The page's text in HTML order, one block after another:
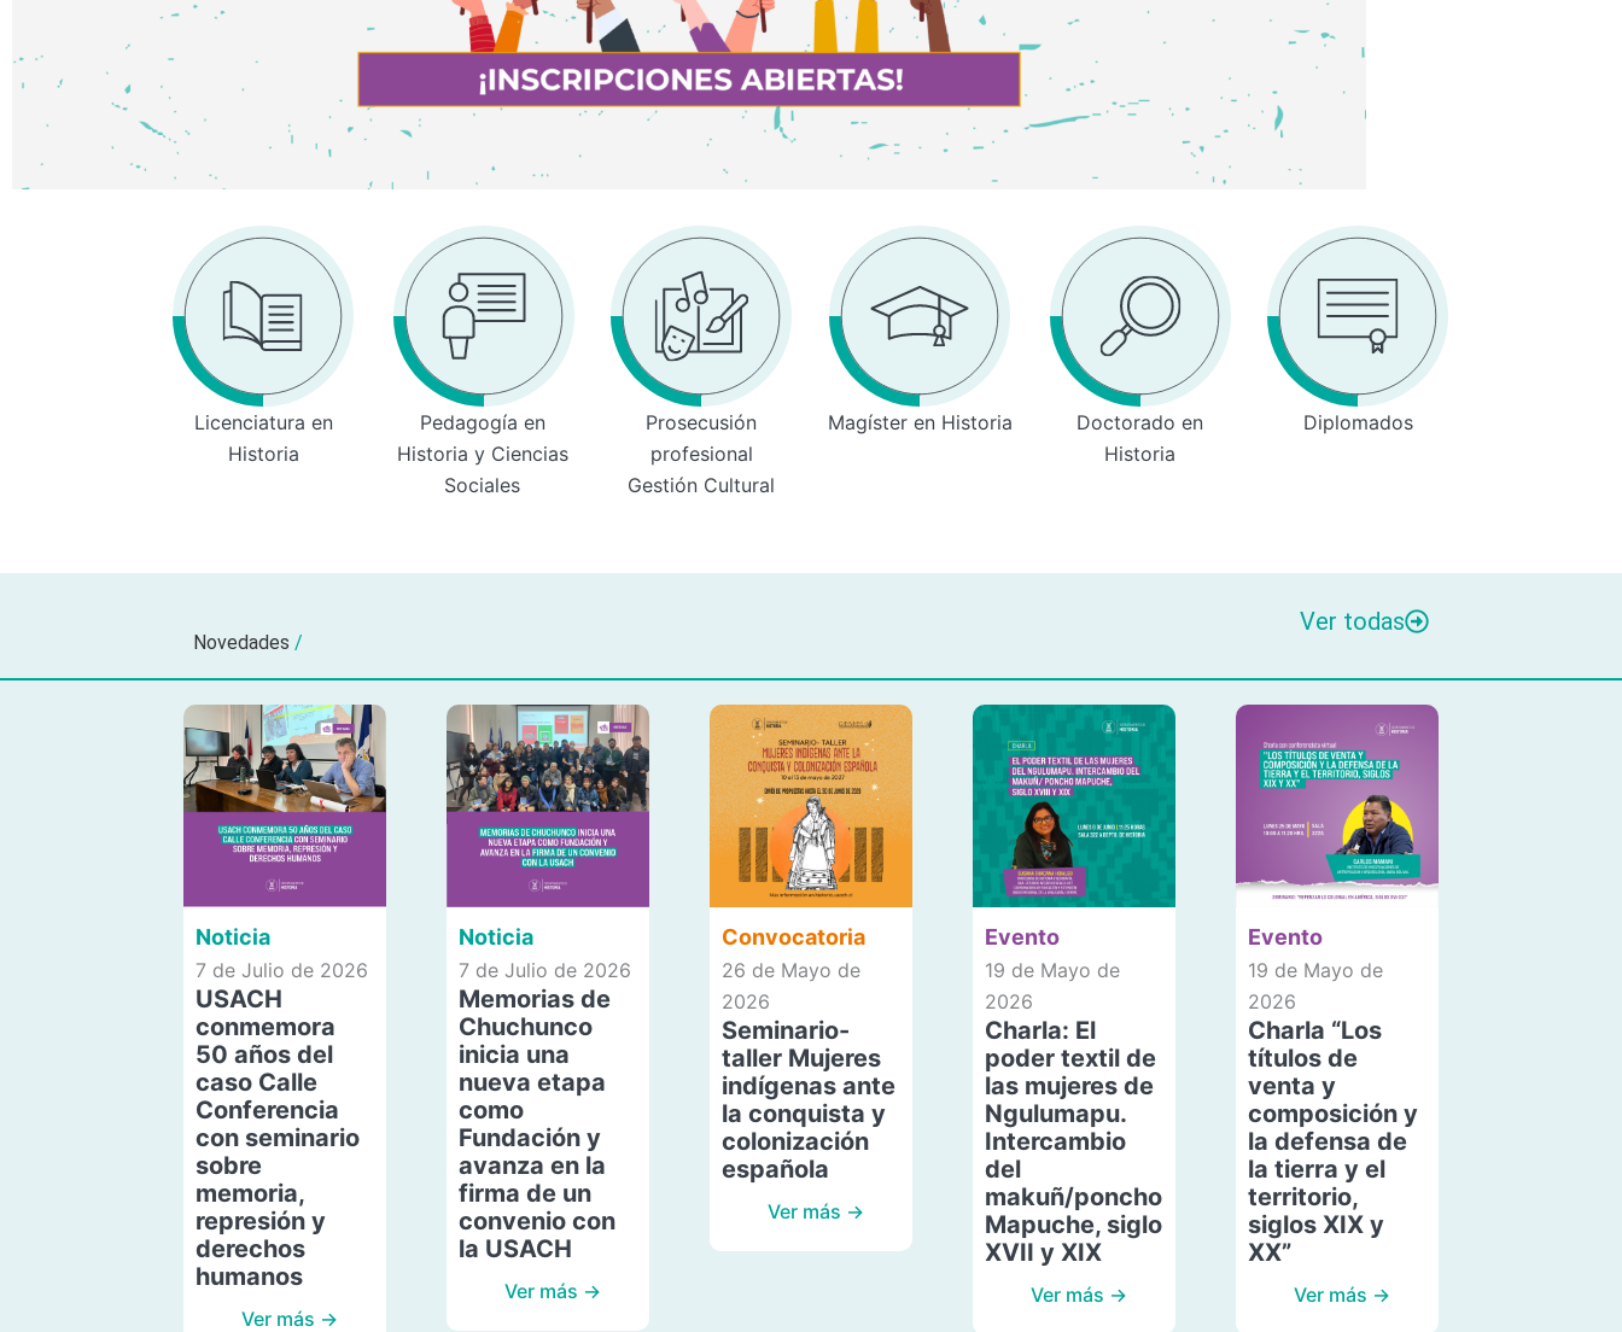
Licenciatura en
Historia
Pedagogía en
Historia y Ciencias
Sociales
Prosecusión
profesional
Gestión Cultural
Magíster en Historia
Doctorado en
Historia
Diplomados
Novedades /
Ver todas
Noticia
7 de Julio de 2026
USACH
conmemora
50 años del
caso Calle
Conferencia
con seminario
sobre
memoria,
represión y
derechos
humanos
Ver más →
Noticia
7 de Julio de 2026
Memorias de
Chuchunco
inicia una
nueva etapa
como
Fundación y
avanza en la
firma de un
convenio con
la USACH
Ver más →
Convocatoria
26 de Mayo de
2026
Seminario-
taller Mujeres
indígenas ante
la conquista y
colonización
española
Ver más →
Evento
19 de Mayo de
2026
Charla: El
poder textil de
las mujeres de
Ngulumapu.
Intercambio
del
makuñ/poncho
Mapuche, siglo
XVII y XIX
Ver más →
Evento
19 de Mayo de
2026
Charla “Los
títulos de
venta y
composición y
la defensa de
la tierra y el
territorio,
siglos XIX y
XX”
Ver más →